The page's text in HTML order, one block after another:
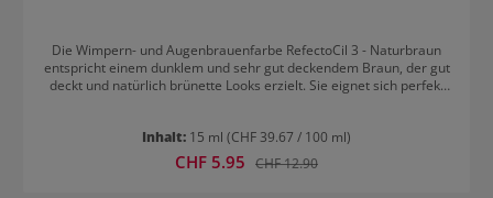
Die Wimpern- und Augenbrauenfarbe RefectoCil 3 - Naturbraun
entspricht einem dunklem und sehr gut deckendem Braun, der gut
deckt und natürlich brünette Looks erzielt. Sie eignet sich perfekt
Farbtiefe. Darüber hinaus wirken Wimpern in ihrer vollen Länge
und erhalten optisch mehr Volumen. Refectocil 3 - Naturbraun ist
mit allen sieben RefectoCil Farben mischbar. Besonders schön
Inhalt: 15 ml (CHF 39.67 / 100 ml)
Verkaufspreis:
CHF 5.95 Regulärer Preis:
CHF 12.90